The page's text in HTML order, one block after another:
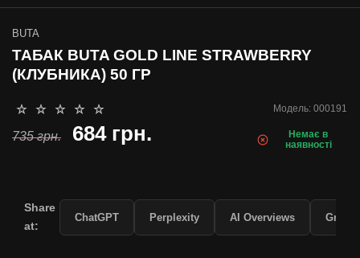
Модель: 000191
BUTA
ТАБАК BUTA GOLD LINE STRAWBERRY
(КЛУБНИКА) 50 ГР
Немає в
наявності
735 грн. 684 грн.
Share
at:
ChatGPT Perplexity AI Overviews Grok